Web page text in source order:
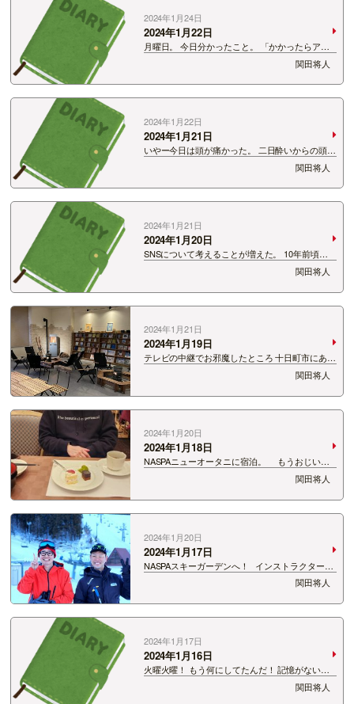
2024年1月24日
2024年1月22日
月曜日。 今日分かったこと。 「かかったらアカ
ン！」 かかるとは・・・競馬用語。 騎手と馬の
呼吸が合わずちぐはくな状態のことを「かかる」
という表現をします。 芸人界でも気合が入りす
ぎて、周りが見えなくなって…
関田将人
2024年1月22日
2024年1月21日
いやー今日は頭が痛かった。 二日酔いからの頭痛
なのかな？ 土曜の夜に飲んだお酒。 普段絶対に
飲まないお酒だった。 相性が悪かったんだなぁ。
これこの歳になって分かってきたことで、 本当
自分の体…
関田将人
2024年1月21日
2024年1月20日
SNSについて考えることが増えた。 10年前頃に
Twitterをやっていた頃とはえらい違い。 バゴー
ンって全部辞めようかな！って思う瞬間が増えま
した。 やってて良かったー！って思う瞬間も少な
からずあるんです…
関田将人
2024年1月21日
2024年1月19日
テレビの中継でお邪魔したところ 十日町市にある
「雪原学舎」 廃校となった小学校をリフォームし
て作られたカフェ、グランピング施設。 教務室を
リフォームして作られたカフェ！ 音楽室がこ
んな素敵な部…
関田将人
2024年1月20日
2024年1月18日
NASPAニューオータニに宿泊。 もうおじいち
関田将人
2024年1月20日
2024年1月17日
NASPAスキーガーデンへ！ インストラクターの
古藤さんの優しい指導により楽しく滑れました！
関田将人
2024年1月17日
2024年1月16日
火曜火曜！ もう何にしてたんだ！ 記憶がない！
思い出せばスキーのためにグローブを買ってい
た！ そこにいた店員さんは僕のことを知ってくれ
関田将人